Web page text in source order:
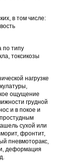
в том числе:
по типу
токсикозы
нагрузке
ощу­щение
грудной
и в покое и
сухой или
фронтит,
пневмоторакс,
деформация